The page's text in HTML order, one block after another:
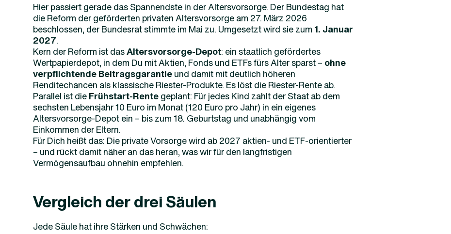
Hier passiert gerade das Spannendste in der Altersvorsorge. Der Bundestag hat
die Reform der geförderten privaten Altersvorsorge am 27. März 2026
beschlossen, der Bundesrat stimmte im Mai zu. Umgesetzt wird sie zum 1. Januar
2027.
Kern der Reform ist dasAltersvorsorge-Depot: ein staatlich gefördertes
Wertpapierdepot, in dem Du mit Aktien, Fonds und ETFs fürs Alter sparst – ohne
verpflichtende Beitragsgarantieund damit mit deutlich höheren
Renditechancen als klassische Riester-Produkte. Es löst die Riester-Rente ab.
Parallel ist dieFrühstart-Rentegeplant: Für jedes Kind zahlt der Staat ab dem
sechsten Lebensjahr 10 Euro im Monat (120 Euro pro Jahr) in ein eigenes
Altersvorsorge-Depot ein – bis zum 18. Geburtstag und unabhängig vom
Einkommen der Eltern.
Für Dich heißt das: Die private Vorsorge wird ab 2027 aktien- und ETF-orientierter
– und rückt damit näher an das heran, was wir für den langfristigen
Vermögensaufbau ohnehin empfehlen.
Vergleich der drei Säulen
Jede Säule hat ihre Stärken und Schwächen: